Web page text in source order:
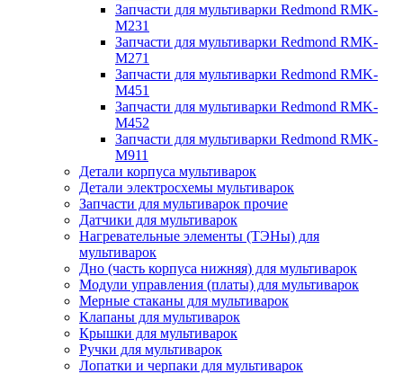
Запчасти для мультиварки Redmond RMK-
M231
Запчасти для мультиварки Redmond RMK-
M271
Запчасти для мультиварки Redmond RMK-
M451
Запчасти для мультиварки Redmond RMK-
M452
Запчасти для мультиварки Redmond RMK-
M911
Детали корпуса мультиварок
Детали электросхемы мультиварок
Запчасти для мультиварок прочие
Датчики для мультиварок
Нагревательные элементы (ТЭНы) для
мультиварок
Дно (часть корпуса нижняя) для мультиварок
Модули управления (платы) для мультиварок
Мерные стаканы для мультиварок
Клапаны для мультиварок
Крышки для мультиварок
Ручки для мультиварок
Лопатки и черпаки для мультиварок